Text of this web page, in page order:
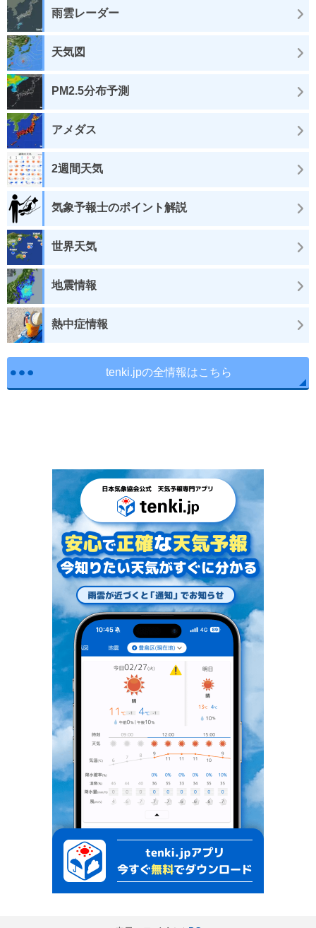
雨雲レーダー
天気図
PM2.5分布予測
アメダス
2週間天気
気象予報士のポイント解説
世界天気
地震情報
熱中症情報
tenki.jpの全情報はこちら